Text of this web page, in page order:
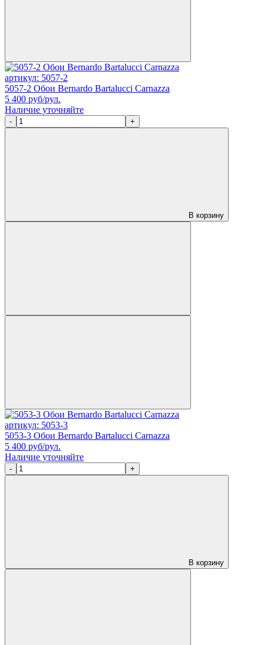
артикул: 5057-2
5057-2 Обои Bernardo Bartalucci Carnazza
5 400 руб/рул.
Наличие уточняйте
- +
В корзину
артикул: 5053-3
5053-3 Обои Bernardo Bartalucci Carnazza
5 400 руб/рул.
Наличие уточняйте
- +
В корзину